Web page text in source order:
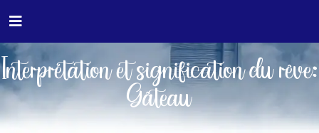
Interprétation et signification du rêve:
Gâteau